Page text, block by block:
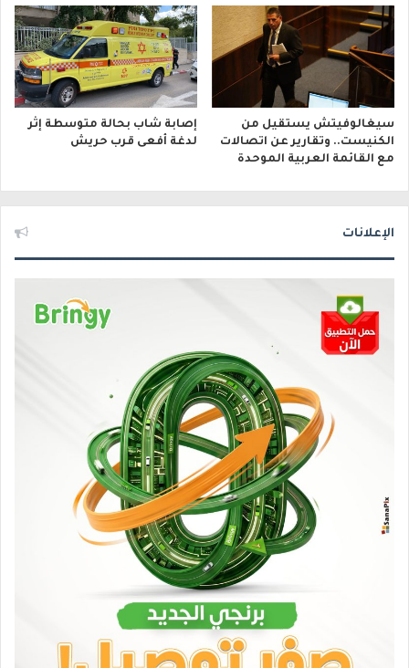
سيغالوفيتش يستقيل من
الكنيست.. وتقارير عن اتصالات
مع القائمة العربية الموحدة
إصابة شاب بحالة متوسطة إثر
لدغة أفعى قرب حريش
الإعلانات